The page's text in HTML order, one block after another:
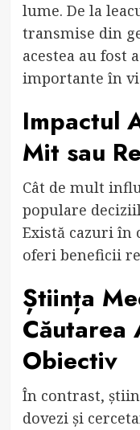
lume. De la
transmise din
acestea au fost
importante în
Impactul
Mit sau
Cât de mult
populare
Există cazuri în
oferi beneficii
Știința
Căutarea
Obiectiv
În contrast,
dovezi și